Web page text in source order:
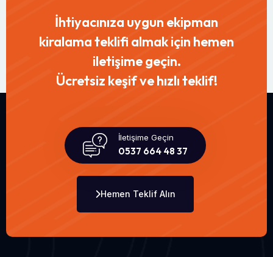
İhtiyacınıza uygun ekipman
kiralama teklifi almak için hemen
iletişime geçin.
Ücretsiz keşif ve hızlı teklif!
0537 664 48 37
İletişime Geçin
Hemen Teklif Alın